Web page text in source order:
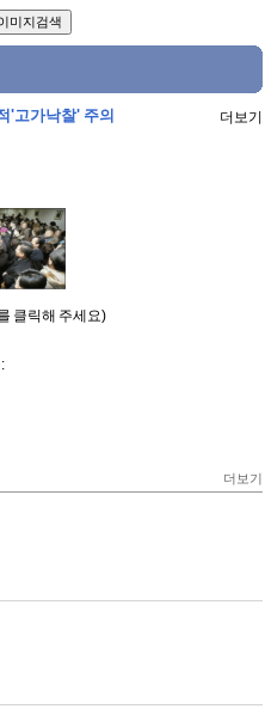
'고가낙찰' 주의 더보기
클릭해 주세요)
더보기